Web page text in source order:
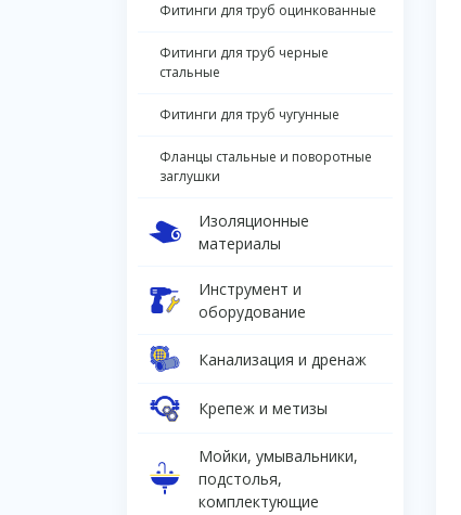
Фитинги для труб оцинкованные
Фитинги для труб черные
стальные
Фитинги для труб чугунные
Фланцы стальные и поворотные
заглушки
Изоляционные
материалы
Инструмент и
оборудование
Канализация и дренаж
Крепеж и метизы
Мойки, умывальники,
подстолья,
комплектующие